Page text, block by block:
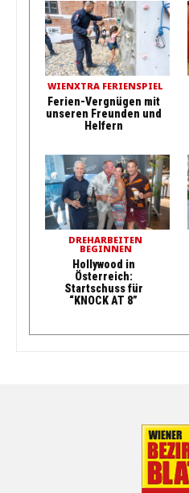
WIENXTRA FERIENSPIEL
Ferien-Vergnügen mit
unseren Freunden und
Helfern
DREHARBEITEN
BEGINNEN
Hollywood in
Österreich:
Startschuss für
“KNOCK AT 8”